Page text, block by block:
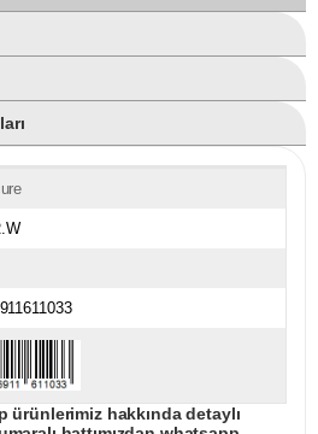
hakkında detaylı